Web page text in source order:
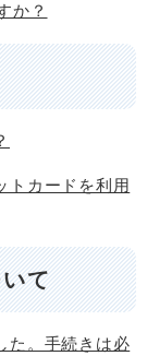
か？
トカードを利用
て
た。手続きは必